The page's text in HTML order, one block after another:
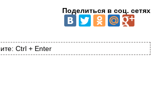
Поделиться в соц. сетях
Ctrl + Enter